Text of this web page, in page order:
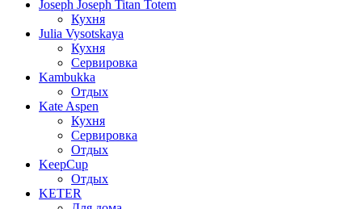
Joseph Joseph Titan Totem
Кухня
Julia Vysotskaya
Кухня
Сервировка
Kambukka
Отдых
Kate Aspen
Кухня
Сервировка
Отдых
KeepCup
Отдых
KETER